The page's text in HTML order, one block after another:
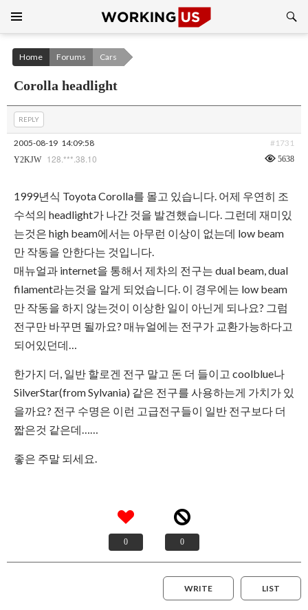
CONTENT
Home Forums Cars
Corolla headlight
REPLY
2005-08-19 14:09:58 #1731
Y2KJW 128.***.38.10 5638
1999년식 Toyota Corolla를 몰고 있습니다. 어제 우연히 조
수석의 headlight가 나간 것을 발견했습니다. 그런데 재미있
는것은 high beam에서는 아무런 이상이 없는데 low beam
만 작동을 안한다는 것입니다.
매뉴얼과 internet을 통해서 제차의 전구는 dual beam, dual
filament라는것을 알게 되었습니다. 이 경우에는 low beam
만 작동을 하지 않는것이 이상한 일이 아닌게 되나요? 그럼
전구만 바꾸면 될까요? 매뉴얼에는 전구가 교환가능하다고
되어있던데…
한가지 더, 일반 할로겐 전구 말고 돈 더 들이고 coolblue나
SilverStar(from Sylvania) 같은 전구를 사용하는게 가치가 있
을까요? 전구 수명은 이런 고급전구들이 일반 전구보다 더
짧은것 같은데……
좋은 주말 되세요.
0 0
LIST
WRITE